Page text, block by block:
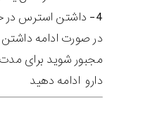
4- داشتن استرس در خانه یا محل کار
در صورت ادامه
مجبور شوید برای
دارو ادامه دهید